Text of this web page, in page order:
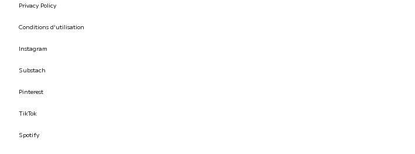
Privacy Policy
Conditions d'utilisation
Instagram
Substach
Pinterest
TikTok
Spotify